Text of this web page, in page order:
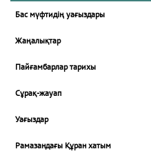
Бас мүфтидің уағыздары
Жаңалықтар
Пайғамбарлар тарихы
Сұрақ-жауап
Уағыздар
Рамазандағы Құран хатым